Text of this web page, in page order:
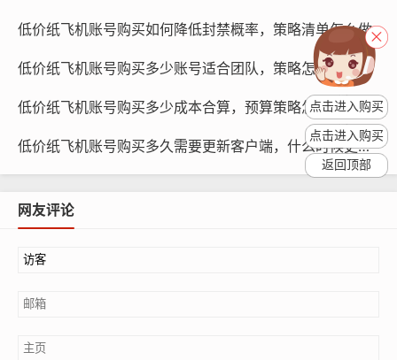
纸飞机账号购买, 在线购买tg账号, 电报聊天账号购买,wdd
违反知识产权：未经授权使用他人知识产权，如商标、版
权等。
诽谤、隐私侵犯：未经他人同意，发布他人的隐私信息，
或对他人的名誉进行诽谤。 的标准有助于我们更好地识别
和避免违规行为。
遵守社交媒体平台规定
低价纸飞机账号购买如何降低封禁概率，策略清单怎么做
低价纸飞机账号购买多少账号适合团队，策略怎么分配
低价纸飞机账号购买多少成本合算，预算策略怎么估算
低价纸飞机账号购买多久需要更新客户端，什么时候更新最稳
网友评论
点击进入购买
点击进入购买
返回顶部